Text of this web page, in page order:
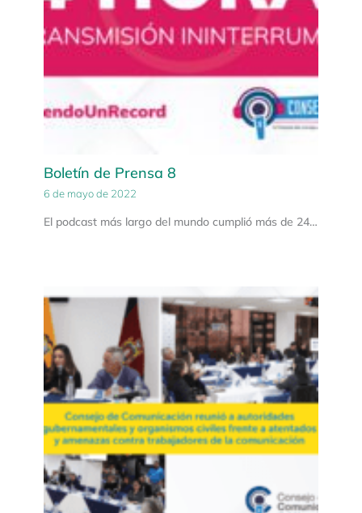
Boletín de Prensa 8
6 de mayo de 2022
El podcast más largo del mundo cumplió más de 24…